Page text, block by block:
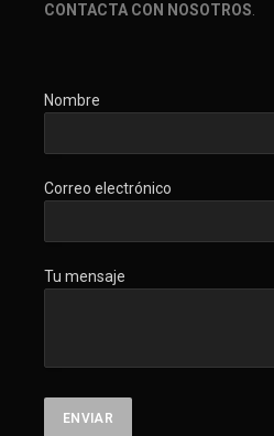
CONTACTA CON NOSOTROS.
Nombre
Correo electrónico
Tu mensaje